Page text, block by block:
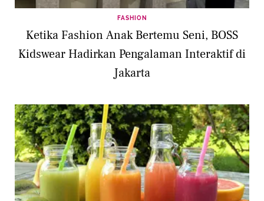
FASHION
Ketika Fashion Anak Bertemu Seni, BOSS
Kidswear Hadirkan Pengalaman Interaktif di
Jakarta